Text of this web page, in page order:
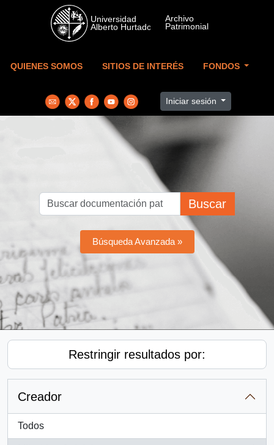
Skip to main content
QUIENES SOMOS SITIOS DE INTERÉS FONDOS
Iniciar sesión
Buscar
Búsqueda Avanzada »
Restringir resultados por:
Creador
Todos